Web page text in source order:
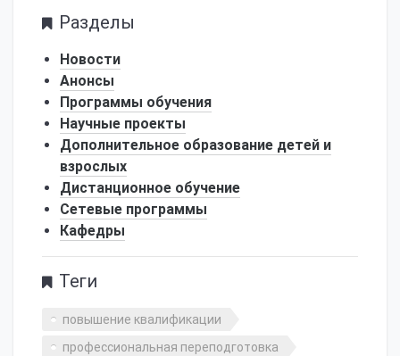
Разделы
Новости
Анонсы
Программы обучения
Научные проекты
Дополнительное образование детей и
взрослых
Дистанционное обучение
Сетевые программы
Кафедры
Теги
повышение квалификации
профессиональная переподготовка